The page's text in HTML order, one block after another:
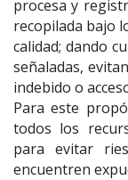
procesa y
recopilada bajo
calidad; dando
señaladas,
indebido o
Para este
todos los
para evitar
encuentren